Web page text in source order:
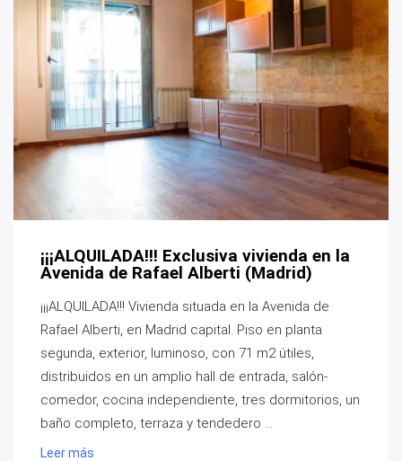
¡¡¡ALQUILADA!!! Exclusiva vivienda en la
Avenida de Rafael Alberti (Madrid)
¡¡¡ALQUILADA!!! Vivienda situada en la Avenida de
Rafael Alberti, en Madrid capital. Piso en planta
segunda, exterior, luminoso, con 71 m2 útiles,
distribuidos en un amplio hall de entrada, salón-
comedor, cocina independiente, tres dormitorios, un
baño completo, terraza y tendedero ...
Leer más